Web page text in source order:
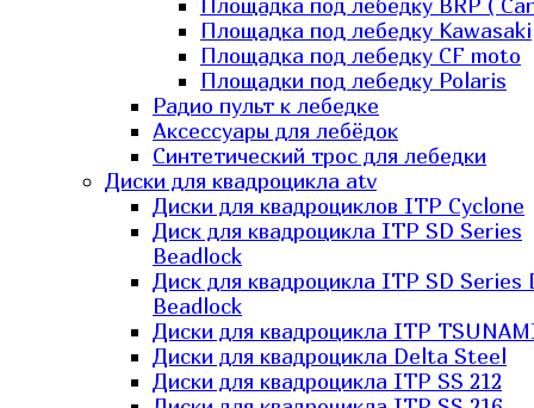
Площадка под лебедку BRP (
Площадка под лебедку Kawasaki
Площадка под лебедку СF moto
Площадки под лебедку Polaris
Радио пульт к лебедке
Аксессуары для лебёдок
Синтетический трос для лебедки
Диски для квадроцикла atv
Диски для квадроциклов ITP Cyclone
Диск для квадроцикла ITP SD Series
Beadlock
Диск для квадроцикла ITP SD Series
Beadlock
Диски для квадроцикла ITP
Диски для квадроцикла Delta Steel
Диски для квадроцикла ITP SS 212